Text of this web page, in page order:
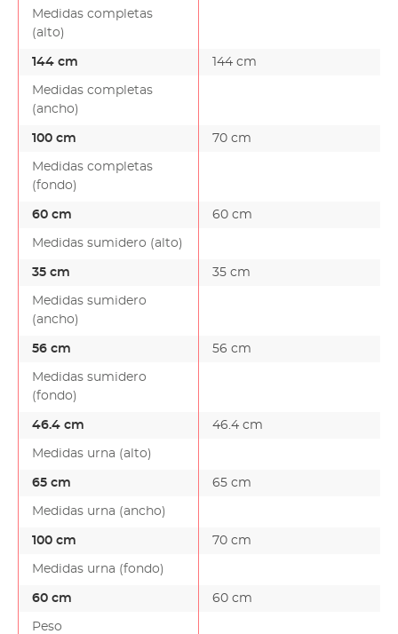
Medidas completas
(alto)
144 cm 144 cm
Medidas completas
(ancho)
100 cm 70 cm
Medidas completas
(fondo)
60 cm 60 cm
Medidas sumidero (alto)
35 cm 35 cm
Medidas sumidero
(ancho)
56 cm 56 cm
Medidas sumidero
(fondo)
46.4 cm 46.4 cm
Medidas urna (alto)
65 cm 65 cm
Medidas urna (ancho)
100 cm 70 cm
Medidas urna (fondo)
60 cm 60 cm
Peso